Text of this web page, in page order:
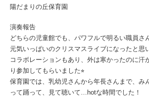
陽だまりの丘保育園
演奏報告
どちらの児童館でも、パワフルで明るい職員さ
元気いっぱいのクリスマスライブになったと思
コラボレーションもあり、外は寒かったのに汗
り参加してもらいました⭐︎
保育園では、乳幼児さんから年長さんまで、み
って踊って、見て聴いて…hotな時間でした！